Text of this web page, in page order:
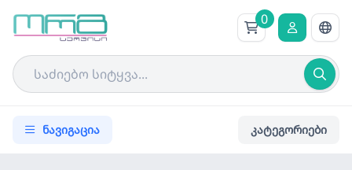
0
ნავიგაცია კატეგორიები